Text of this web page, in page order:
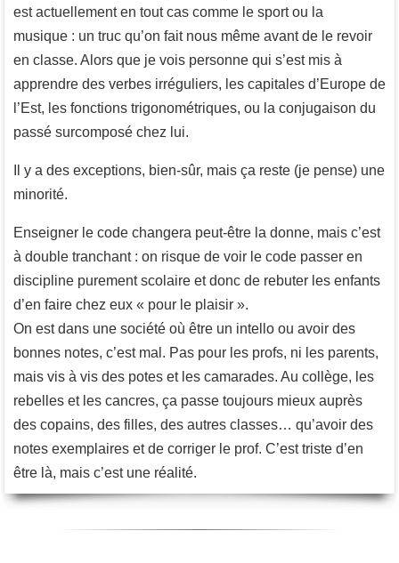
est actuellement en tout cas comme le sport ou la
musique : un truc qu’on fait nous même avant de le revoir
en classe. Alors que je vois personne qui s’est mis à
apprendre des verbes irréguliers, les capitales d’Europe de
l’Est, les fonctions trigonométriques, ou la conjugaison du
passé surcomposé chez lui.
Il y a des exceptions, bien-sûr, mais ça reste (je pense) une
minorité.
Enseigner le code changera peut-être la donne, mais c’est
à double tranchant : on risque de voir le code passer en
discipline purement scolaire et donc de rebuter les enfants
d’en faire chez eux « pour le plaisir ».
On est dans une société où être un intello ou avoir des
bonnes notes, c’est mal. Pas pour les profs, ni les parents,
mais vis à vis des potes et les camarades. Au collège, les
rebelles et les cancres, ça passe toujours mieux auprès
des copains, des filles, des autres classes… qu’avoir des
notes exemplaires et de corriger le prof. C’est triste d’en
être là, mais c’est une réalité.